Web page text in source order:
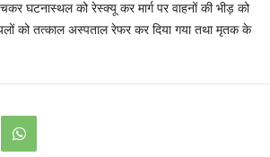
घटनास्थल को रेस्क्यू कर मार्ग पर वाहनों की भीड़ को
को तत्काल अस्पताल रेफर कर दिया गया तथा मृतक के